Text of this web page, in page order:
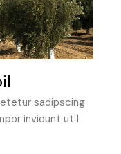
sadipscing
invidunt ut l